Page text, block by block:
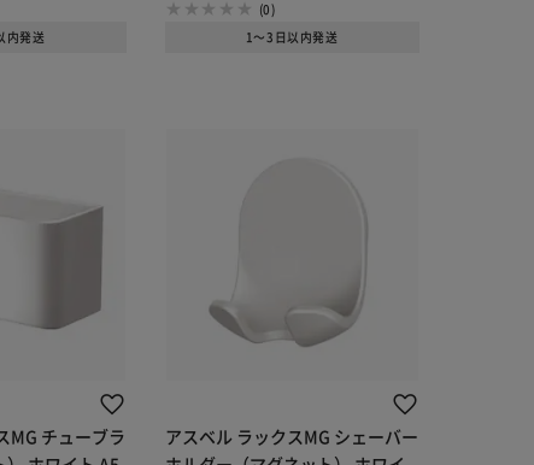
内発送
(0)
1～3日以内発送
MG チューブラ
アスベル ラックスMG シェーバー